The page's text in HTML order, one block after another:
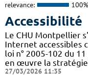
relevance: 100%
Accessibilité
Le CHU Montpellier
Internet accessibles
loi n° 2005-102 du
en œuvre la
27/03/2026 11:35